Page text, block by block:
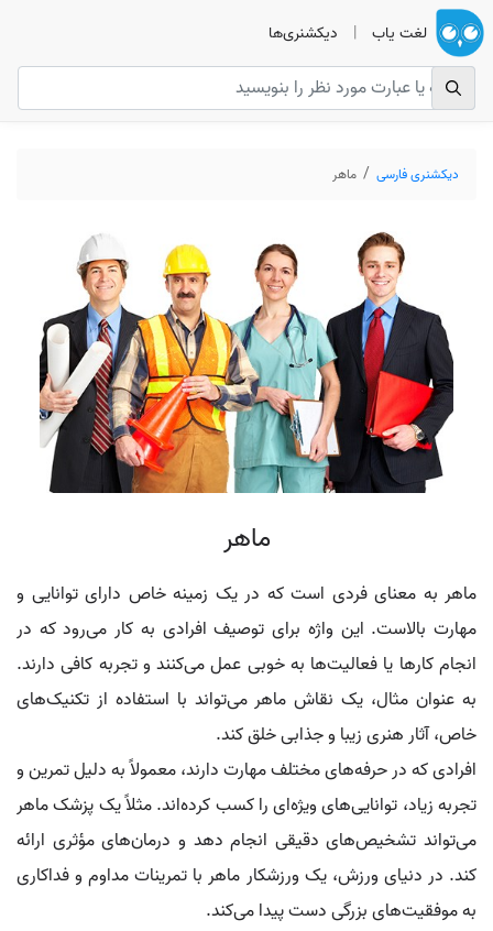
لغت یاب | دیکشنری‌ها
دیکشنری فارسی ماهر
ماهر
ماهر به معنای فردی است که در یک زمینه خاص دارای توانایی و
مهارت بالاست. این واژه برای توصیف افرادی به کار می‌رود که در
انجام کارها یا فعالیت‌ها به خوبی عمل می‌کنند و تجربه کافی دارند.
به عنوان مثال، یک نقاش ماهر می‌تواند با استفاده از تکنیک‌های
خاص، آثار هنری زیبا و جذابی خلق کند.
افرادی که در حرفه‌های مختلف مهارت دارند، معمولاً به دلیل تمرین و
تجربه زیاد، توانایی‌های ویژه‌ای را کسب کرده‌اند. مثلاً یک پزشک ماهر
می‌تواند تشخیص‌های دقیقی انجام دهد و درمان‌های مؤثری ارائه
کند. در دنیای ورزش، یک ورزشکار ماهر با تمرینات مداوم و فداکاری
به موفقیت‌های بزرگی دست پیدا می‌کند.